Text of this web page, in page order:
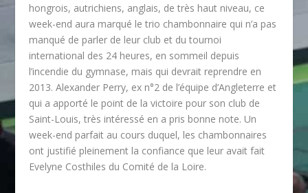
hongrois, autrichiens, anglais, de très haut niveau, ce
week-end aura marqué le trio chambonnaire qui n’a pas
manqué de parler de leur club et du tournoi
international des 24 heures, en sommeil depuis
l’incendie du gymnase, mais qui devrait reprendre en
2013. Alexander Perry, ex n°2 de l’équipe d’Angleterre et
qui a apporté le point de la victoire pour son club de
Saint-Louis, très intéressé en a pris bonne note. Un
week-end parfait au cours duquel, les chambonnaires
ont justifié pleinement la confiance que leur avait fait
Evelyne Costhiles du Comité de la Loire.